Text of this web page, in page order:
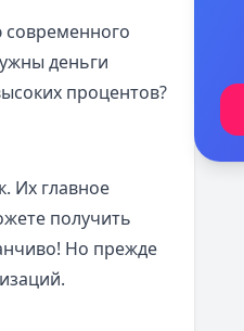
деньги
процентов?
Их главное
получить
Но прежде